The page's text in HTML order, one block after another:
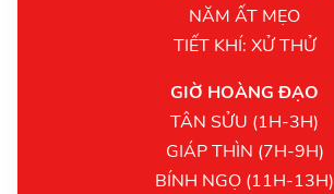
NĂM ẤT MẸO
TIẾT KHÍ: XỬ THỬ
GIỜ HOÀNG ĐẠO
TÂN SỬU (1H-3H)
GIÁP THÌN (7H-9H)
BÍNH NGỌ (11H-13H)